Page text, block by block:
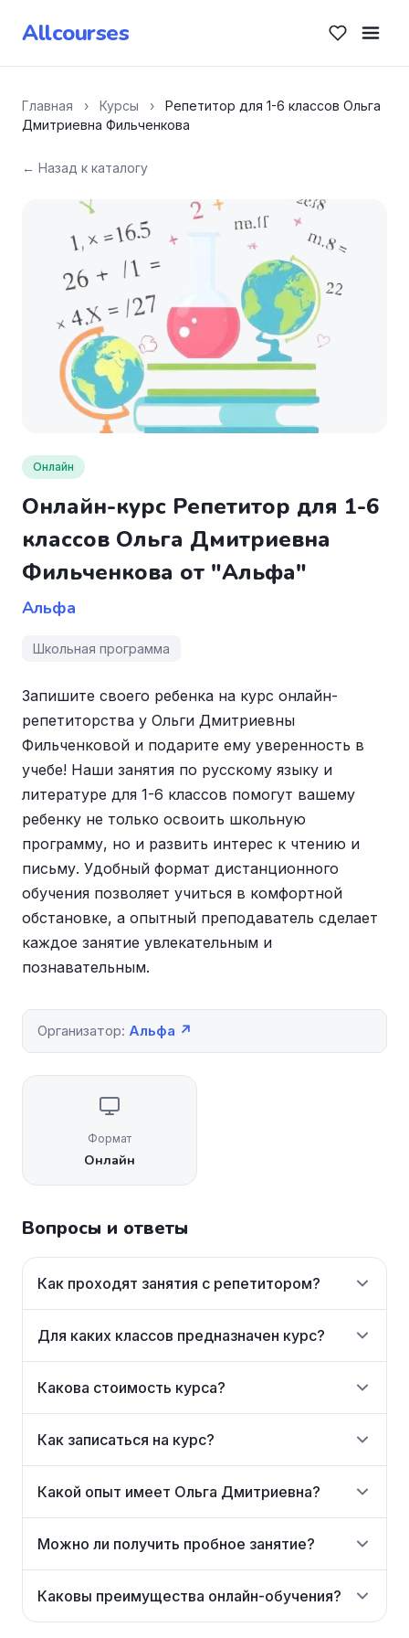
Allcourses
Главная › Курсы ›
Репетитор для 1-6 классов Ольга
Дмитриевна Фильченкова
← Назад к каталогу
Онлайн
Онлайн-курс Репетитор для 1-6
классов Ольга Дмитриевна
Фильченкова от "Альфа"
Альфа
Школьная программа
Запишите своего ребенка на курс онлайн-
репетиторства у Ольги Дмитриевны
Фильченковой и подарите ему уверенность в
учебе! Наши занятия по русскому языку и
литературе для 1-6 классов помогут вашему
ребенку не только освоить школьную
программу, но и развить интерес к чтению и
письму. Удобный формат дистанционного
обучения позволяет учиться в комфортной
обстановке, а опытный преподаватель сделает
каждое занятие увлекательным и
познавательным.
Организатор: Альфа ↗
Формат
Онлайн
Вопросы и ответы
Как проходят занятия с репетитором?
Для каких классов предназначен курс?
Какова стоимость курса?
Как записаться на курс?
Какой опыт имеет Ольга Дмитриевна?
Можно ли получить пробное занятие?
Каковы преимущества онлайн-обучения?